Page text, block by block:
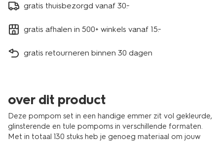
gratis thuisbezorgd vanaf 30.-
gratis afhalen in 500+ winkels vanaf 15.-
gratis retourneren binnen 30 dagen
over dit product
Deze pompom set in een handige emmer zit vol gekleurde,
glinsterende en tule pompoms in verschillende formaten.
Met in totaal 130 stuks heb je genoeg materiaal om jouw